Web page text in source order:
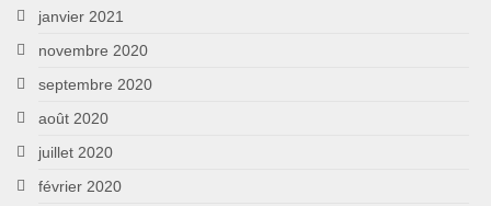
janvier 2021
novembre 2020
septembre 2020
août 2020
juillet 2020
février 2020